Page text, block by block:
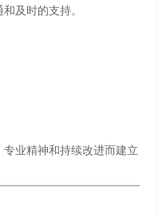
及时的支持。
业精神和持续改进而建立